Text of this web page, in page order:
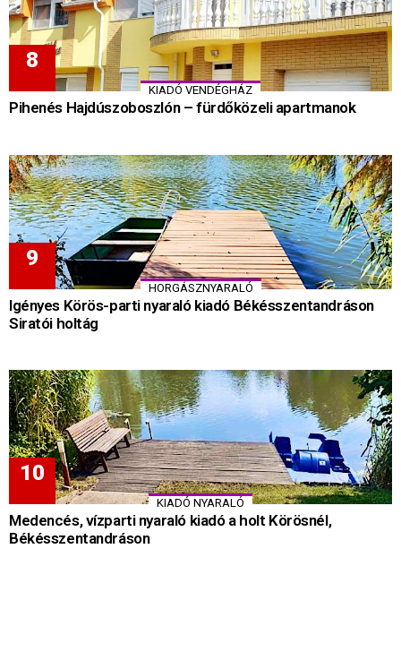
KIADÓ VENDÉGHÁZ
Pihenés Hajdúszoboszlón – fürdőközeli apartmanok
HORGÁSZNYARALÓ
Igényes Körös-parti nyaraló kiadó Békésszentandráson
Siratói holtág
KIADÓ NYARALÓ
Medencés, vízparti nyaraló kiadó a holt Körösnél,
Békésszentandráson